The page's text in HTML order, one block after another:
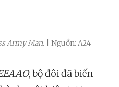
Army Man. | Nguồn: A24
, bộ đôi đã biến